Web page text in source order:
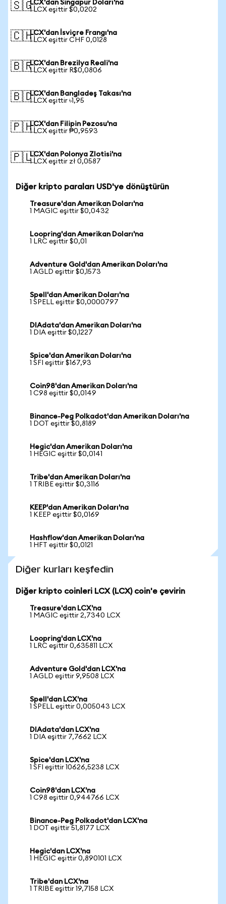
🇸🇬LCX'dan Singapur Doları'na
1 LCX eşittir $0,0202
🇨🇭LCX'dan İsviçre Frangı'na
1 LCX eşittir CHF 0,0128
🇧🇷LCX'dan Brezilya Reali'na
1 LCX eşittir R$0,0806
🇧🇩LCX'dan Bangladeş Takası'na
1 LCX eşittir ৳1,95
🇵🇭LCX'dan Filipin Pezosu'na
1 LCX eşittir ₱0,9593
🇵🇱LCX'dan Polonya Zlotisi'na
1 LCX eşittir zł 0,0587
Diğer kripto paraları USD'ye dönüştürün
Treasure'dan Amerikan Doları'na
1 MAGIC eşittir $0,0432
Loopring'dan Amerikan Doları'na
1 LRC eşittir $0,01
Adventure Gold'dan Amerikan Doları'na
1 AGLD eşittir $0,1573
Spell'dan Amerikan Doları'na
1 SPELL eşittir $0,0000797
DIAdata'dan Amerikan Doları'na
1 DIA eşittir $0,1227
Spice'dan Amerikan Doları'na
1 SFI eşittir $167,93
Coin98'dan Amerikan Doları'na
1 C98 eşittir $0,0149
Binance-Peg Polkadot'dan Amerikan Doları'na
1 DOT eşittir $0,8189
Hegic'dan Amerikan Doları'na
1 HEGIC eşittir $0,0141
Tribe'dan Amerikan Doları'na
1 TRIBE eşittir $0,3116
KEEP'dan Amerikan Doları'na
1 KEEP eşittir $0,0169
Hashflow'dan Amerikan Doları'na
1 HFT eşittir $0,0121
Diğer kurları keşfedin
Diğer kripto coinleri LCX (LCX) coin'e çevirin
Treasure'dan LCX'na
1 MAGIC eşittir 2,7340 LCX
Loopring'dan LCX'na
1 LRC eşittir 0,635811 LCX
Adventure Gold'dan LCX'na
1 AGLD eşittir 9,9508 LCX
Spell'dan LCX'na
1 SPELL eşittir 0,005043 LCX
DIAdata'dan LCX'na
1 DIA eşittir 7,7662 LCX
Spice'dan LCX'na
1 SFI eşittir 10626,5238 LCX
Coin98'dan LCX'na
1 C98 eşittir 0,944766 LCX
Binance-Peg Polkadot'dan LCX'na
1 DOT eşittir 51,8177 LCX
Hegic'dan LCX'na
1 HEGIC eşittir 0,890101 LCX
Tribe'dan LCX'na
1 TRIBE eşittir 19,7158 LCX